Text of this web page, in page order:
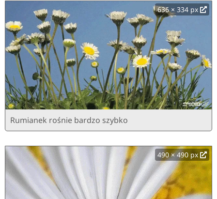
636 × 334 px
Rumianek rośnie bardzo szybko
490 × 490 px